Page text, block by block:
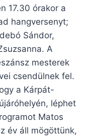
17.30 órakor a
hangversenyt;
Sándor,
A
mesterek
csendülnek fel.
a Kárpát-
léphet
Matos
év áll mögöttünk,